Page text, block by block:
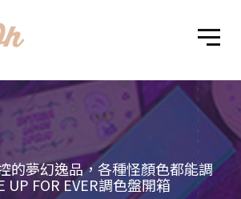
的夢幻逸品，各種怪顏色都能調
UP FOR EVER調色盤開箱